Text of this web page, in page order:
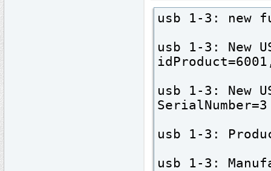
usb 1-3: new
usb 1-3: New
usb 1-3: New
SerialNumber=3
usb 1-3:
usb 1-3: